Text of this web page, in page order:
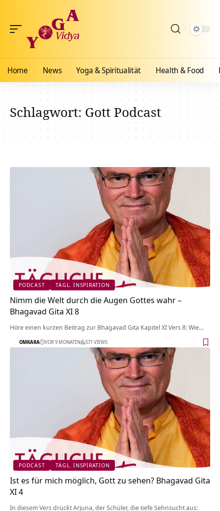
Home News Yoga & Spiritualität Health & Food
Schlagwort:Gott Podcast
PODCAST TÄGL. INSPIRATION
Nimm die Welt durch die Augen Gottes wahr –
Bhagavad Gita XI 8
Höre einen kurzen Beitrag zur Bhagavad Gita Kapitel XI Vers 8: Wie…
OMKARA VOR 9 MONATEN 571 VIEWS
PODCAST TÄGL. INSPIRATION
Ist es für mich möglich, Gott zu sehen? Bhagavad Gita
XI 4
In diesem Vers drückt Arjuna, der Schüler, die tiefe Sehnsucht aus: